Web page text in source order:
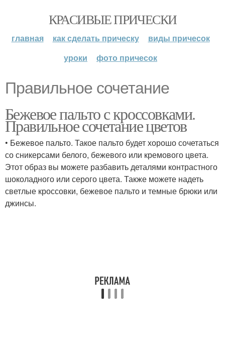
КРАСИВЫЕ ПРИЧЕСКИ
главная как сделать прическу
виды причесок
уроки
фото причесок
Правильное сочетание
Бежевое пальто с кроссовками.
Правильное сочетание цветов
• Бежевое пальто. Такое пальто будет хорошо сочетаться
со сникерсами белого, бежевого или кремового цвета.
Этот образ вы можете разбавить деталями контрастного
шоколадного или серого цвета. Также можете надеть
светлые кроссовки, бежевое пальто и темные брюки или
джинсы.